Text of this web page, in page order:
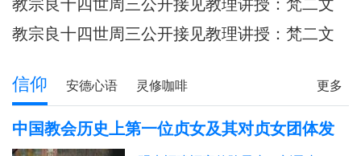
教宗良十四世周三公开接见教理讲授：梵二文
献 III：《礼仪宪章》
教宗良十四世周三公开接见教理讲授：梵二文
更多
信仰 安德心语 灵修咖啡
圣方济各的足迹 记忆之窗 解读人生
信仰分享
中国教会历史上第一位贞女及其对贞女团体发
展的深远影响